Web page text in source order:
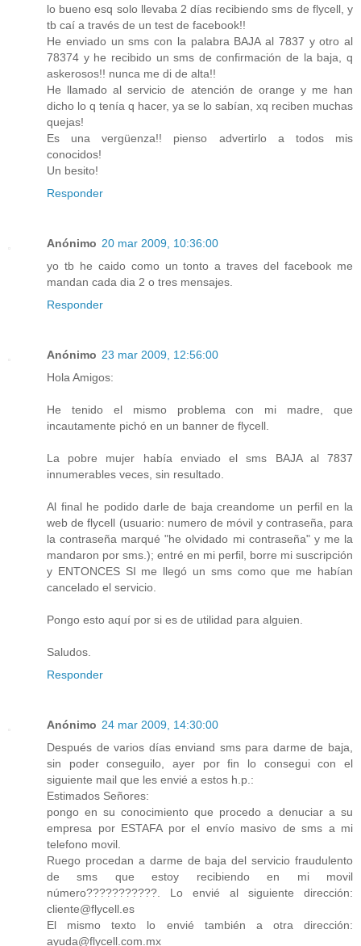
lo bueno esq solo llevaba 2 días recibiendo sms de flycell, y
tb caí a través de un test de facebook!!
He enviado un sms con la palabra BAJA al 7837 y otro al
78374 y he recibido un sms de confirmación de la baja, q
askerosos!! nunca me di de alta!!
He llamado al servicio de atención de orange y me han
dicho lo q tenía q hacer, ya se lo sabían, xq reciben muchas
quejas!
Es una vergüenza!! pienso advertirlo a todos mis
conocidos!
Un besito!
Responder
Anónimo 20 mar 2009, 10:36:00
yo tb he caido como un tonto a traves del facebook me
mandan cada dia 2 o tres mensajes.
Responder
Anónimo 23 mar 2009, 12:56:00
Hola Amigos:
He tenido el mismo problema con mi madre, que
incautamente pichó en un banner de flycell.
La pobre mujer había enviado el sms BAJA al 7837
innumerables veces, sin resultado.
Al final he podido darle de baja creandome un perfil en la
web de flycell (usuario: numero de móvil y contraseña, para
la contraseña marqué "he olvidado mi contraseña" y me la
mandaron por sms.); entré en mi perfil, borre mi suscripción
y ENTONCES SI me llegó un sms como que me habían
cancelado el servicio.
Pongo esto aquí por si es de utilidad para alguien.
Saludos.
Responder
Anónimo 24 mar 2009, 14:30:00
Después de varios días enviand sms para darme de baja,
sin poder conseguilo, ayer por fin lo consegui con el
siguiente mail que les envié a estos h.p.:
Estimados Señores:
pongo en su conocimiento que procedo a denuciar a su
empresa por ESTAFA por el envío masivo de sms a mi
telefono movil.
Ruego procedan a darme de baja del servicio fraudulento
de sms que estoy recibiendo en mi movil
número???????????. Lo envié al siguiente dirección:
cliente@flycell.es
El mismo texto lo envié también a otra dirección:
ayuda@flycell.com.mx